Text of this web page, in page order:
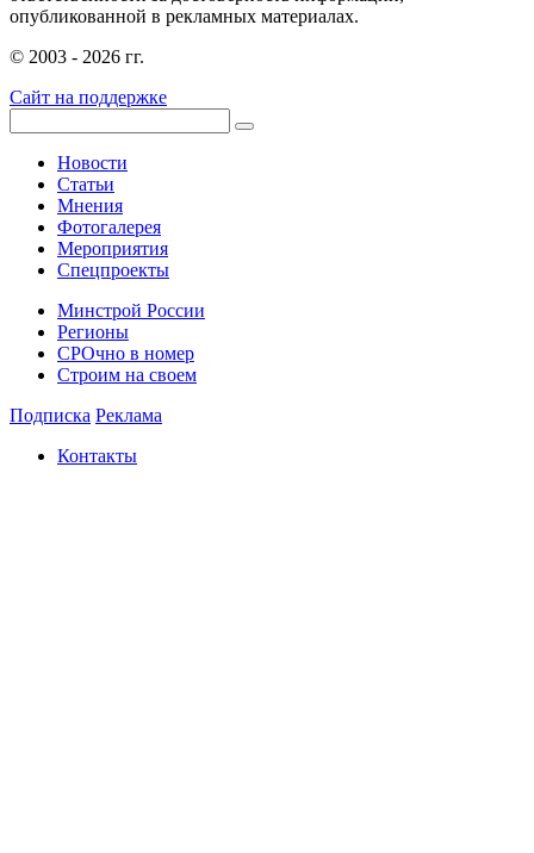
опубликованной в рекламных материалах.
© 2003 - 2026 гг.
Сайт на поддержке
Новости
Статьи
Мнения
Фотогалерея
Мероприятия
Спецпроекты
Минстрой России
Регионы
СРОчно в номер
Строим на своем
Подписка Реклама
Контакты